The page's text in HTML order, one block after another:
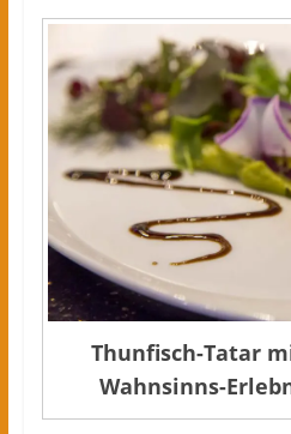
Thunfisch-Tatar
Wahnsinns-